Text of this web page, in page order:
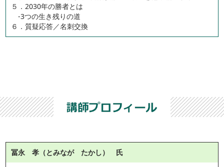
５．2030年の勝者とは
-3つの生き残りの道
６．質疑応答／名刺交換
冨永 孝（とみなが たかし） 氏